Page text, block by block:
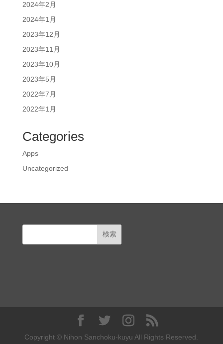
2024年2月
2024年1月
2023年12月
2023年11月
2023年10月
2023年5月
2022年7月
2022年1月
Categories
Apps
Uncategorized
Copyright © Nihon Sanchoku-kuyu All Rights Reserved.